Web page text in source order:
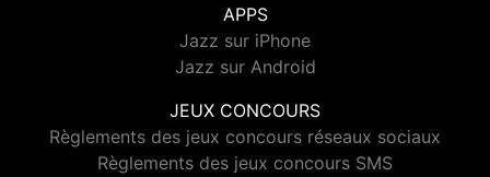
APPS
Jazz sur iPhone
Jazz sur Android
JEUX CONCOURS
Règlements des jeux concours réseaux sociaux
Règlements des jeux concours SMS